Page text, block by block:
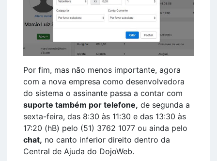
Por fim, mas não menos importante, agora
com a nova empresa como desenvolvedora
do sistema o assinante passa a contar com
suporte também por telefone, de segunda a
sexta-feira, das 8:30 às 11:30 e das 13:30 às
17:20 (hB) pelo (51) 3762 1077 ou ainda pelo
chat, no canto inferior direito dentro da
Central de Ajuda do DojoWeb.